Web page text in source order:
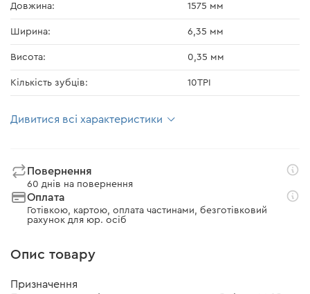
Довжина: 1575 мм
Ширина: 6,35 мм
Висота: 0,35 мм
Кількість зубців: 10TPI
Дивитися всі характеристики
Повернення
60 днів на повернення
Оплата
Готівкою, картою, оплата частинами, безготівковий
рахунок для юр. осіб
Опис товару
Призначення